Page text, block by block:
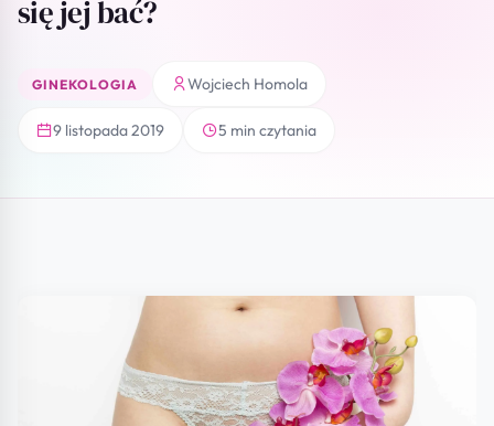
się jej bać?
GINEKOLOGIA Wojciech Homola
9 listopada 2019 5 min czytania